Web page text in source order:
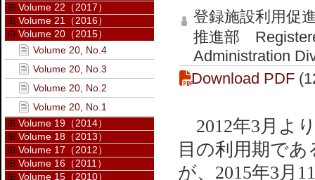
登録施設利用促
推進部
Administration
Download PDF
2012年3月よ
目の利用期で
が、2015年3月
Volume 22（2017）
Volume 21（2016）
Volume 20（2015）
Volume 20, No.4
Volume 20, No.3
Volume 20, No.2
Volume 20, No.1
Volume 19（2014）
Volume 18（2013）
Volume 17（2012）
Volume 16（2011）
Volume 15（2010）